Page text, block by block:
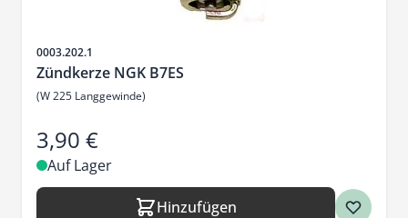
Artikelnr.
0003.202.1
Zündkerze NGK B7ES
(W 225 Langgewinde)
3,90 €
Auf Lager
Hinzufügen